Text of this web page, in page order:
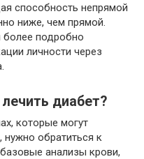
способность непрямой
ниже, чем прямой.
подробно
личности через
диабет?
которые могут
нужно обратиться к
анализы крови,